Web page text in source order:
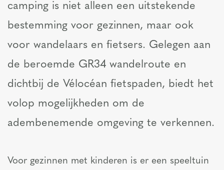
camping is niet alleen een uitstekende
bestemming voor gezinnen, maar ook
voor wandelaars en fietsers. Gelegen aan
de beroemde GR34 wandelroute en
dichtbij de Vélocéan fietspaden, biedt het
volop mogelijkheden om de
adembenemende omgeving te verkennen.
Voor gezinnen met kinderen is er een speeltuin